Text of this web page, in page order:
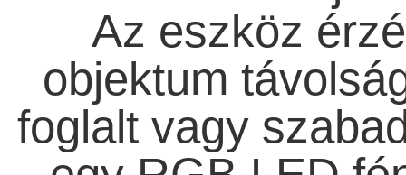
Az eszköz
objektum
foglalt vagy